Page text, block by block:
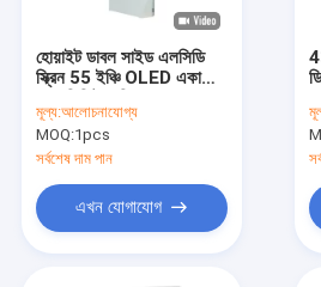
হোয়াইট ডাবল সাইড এলসিডি
স্ক্রিন 55 ইঞ্চি OLED একা
মূল্য:আলোচনাযোগ্য
MOQ:1pcs
সর্বশেষ দাম পান
এখন যোগাযোগ